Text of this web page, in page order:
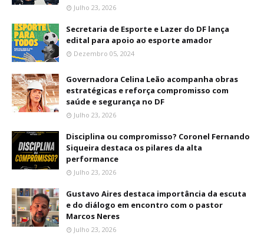
Julho 23, 2026
Secretaria de Esporte e Lazer do DF lança
edital para apoio ao esporte amador
Dezembro 05, 2024
Governadora Celina Leão acompanha obras
estratégicas e reforça compromisso com
saúde e segurança no DF
Julho 23, 2026
Disciplina ou compromisso? Coronel Fernando
Siqueira destaca os pilares da alta
performance
Julho 23, 2026
Gustavo Aires destaca importância da escuta
e do diálogo em encontro com o pastor
Marcos Neres
Julho 23, 2026